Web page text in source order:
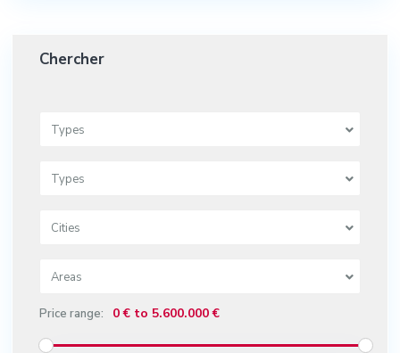
Chercher
Types
Types
Cities
Areas
Price range: 0 € to 5.600.000 €